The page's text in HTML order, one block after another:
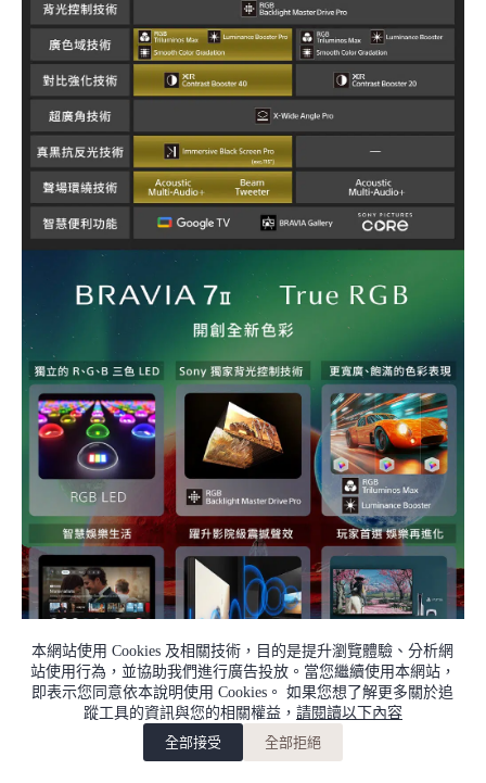
本網站使用 Cookies 及相關技術，目的是提升瀏覽體驗、分析網
站使用行為，並協助我們進行廣告投放。當您繼續使用本網站，
即表示您同意依本說明使用 Cookies。 如果您想了解更多關於追
蹤工具的資訊與您的相關權益， 請閱讀以下內容
全部接受
全部拒絕
加入購物車